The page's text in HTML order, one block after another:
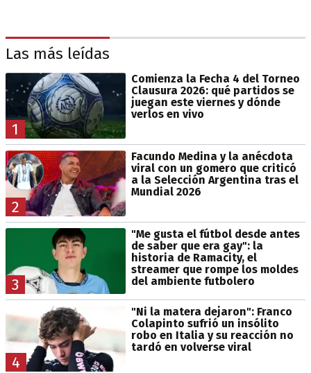
Las más leídas
1
Comienza la Fecha 4 del Torneo
Clausura 2026: qué partidos se
juegan este viernes y dónde
verlos en vivo
2
Facundo Medina y la anécdota
viral con un gomero que criticó
a la Selección Argentina tras el
Mundial 2026
3
"Me gusta el fútbol desde antes
de saber que era gay": la
historia de Ramacity, el
streamer que rompe los moldes
del ambiente futbolero
4
"Ni la matera dejaron": Franco
Colapinto sufrió un insólito
robo en Italia y su reacción no
tardó en volverse viral